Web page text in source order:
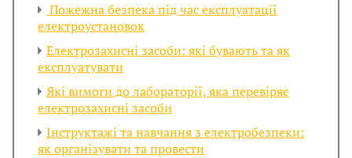
Пожежна безпека під час експлуатації
електроустановок
Електрозахисні засоби: які бувають та як
експлуатувати
Які вимоги до лабораторії, яка перевіряє
електрозахисні засоби
Інструктажі та навчання з електробезпеки:
як організувати та провести